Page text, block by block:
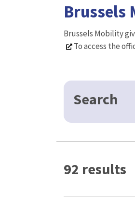
Brussels
Brussels Mobility
To access the
Search
92 results